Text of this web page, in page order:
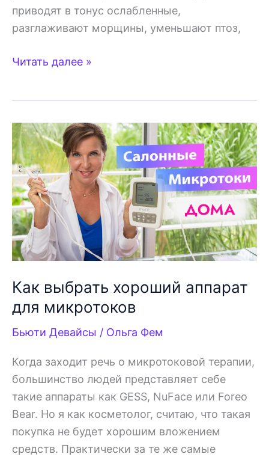
приводят в тонус ослабленные,
разглаживают морщины, уменьшают птоз,
Микротоки
—
что
эффективнее?
Читать далее »
Как выбрать хороший аппарат
для микротоков
Бьюти Девайсы / Ольга Фем
Когда заходит речь о микротоковой терапии,
большинство людей представляет себе
такие аппараты как GESS, NuFace или Foreo
Bear. Но я как косметолог, считаю, что такая
покупка не будет хорошим вложением
средств. Практически за те же самые